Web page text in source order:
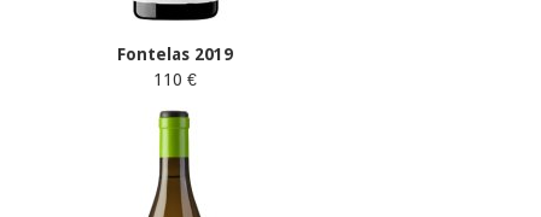
Fontelas 2019
110 €